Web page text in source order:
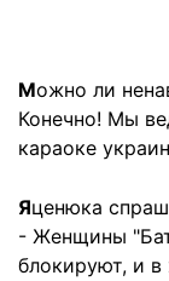
Можно ли
Конечно! Мы
караоке
Яценюка
- Женщины
блокируют, и в